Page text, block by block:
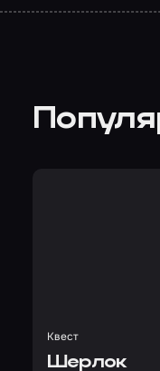
Квест
Шерлок